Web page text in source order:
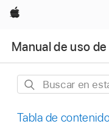
Apple
Manual de uso
Buscar
esta
Tabla de